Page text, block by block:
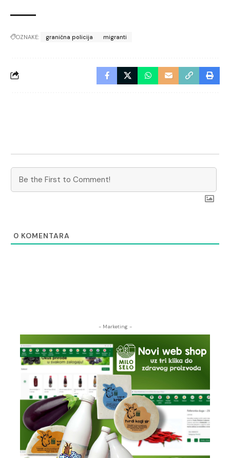
OZNAKE: granična policija migranti
0 KOMENTARA
- Marketing -